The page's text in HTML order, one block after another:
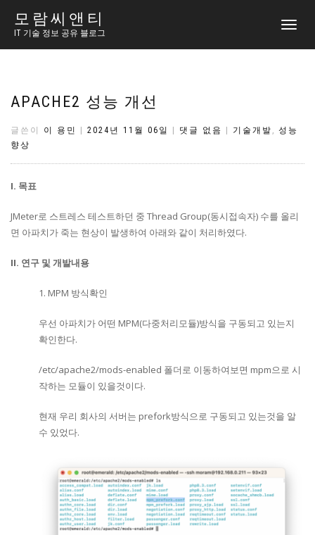
모람씨앤티
IT 기술 정보 공유 블로그
토
내
APACHE2 성능 개선
글쓴이 이 용민 2024년 11월 06일 댓글 없음 기술개발 , 성능
향상
I. 목표
JMeter로 스트레스 테스트하던 중 Thread Group(동시접속자) 수를 올리
면 아파치가 죽는 현상이 발생하여 아래와 같이 처리하였다.
II. 연구 및 개발내용
1. MPM 방식확인
우선 아파치가 어떤 MPM(다중처리모듈)방식을 구동되고 있는지
확인한다.
/etc/apache2/mods-enabled 폴더로 이동하여보면 mpm으로 시
작하는 모듈이 있을것이다.
현재 우리 회사의 서버는 prefork방식으로 구동되고 있는것을 알
수 있었다.